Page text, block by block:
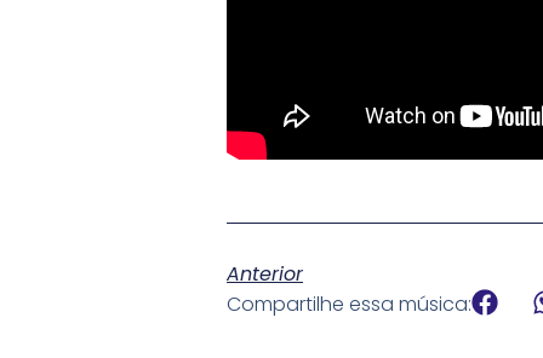
Anterior
Compartilhe essa música: